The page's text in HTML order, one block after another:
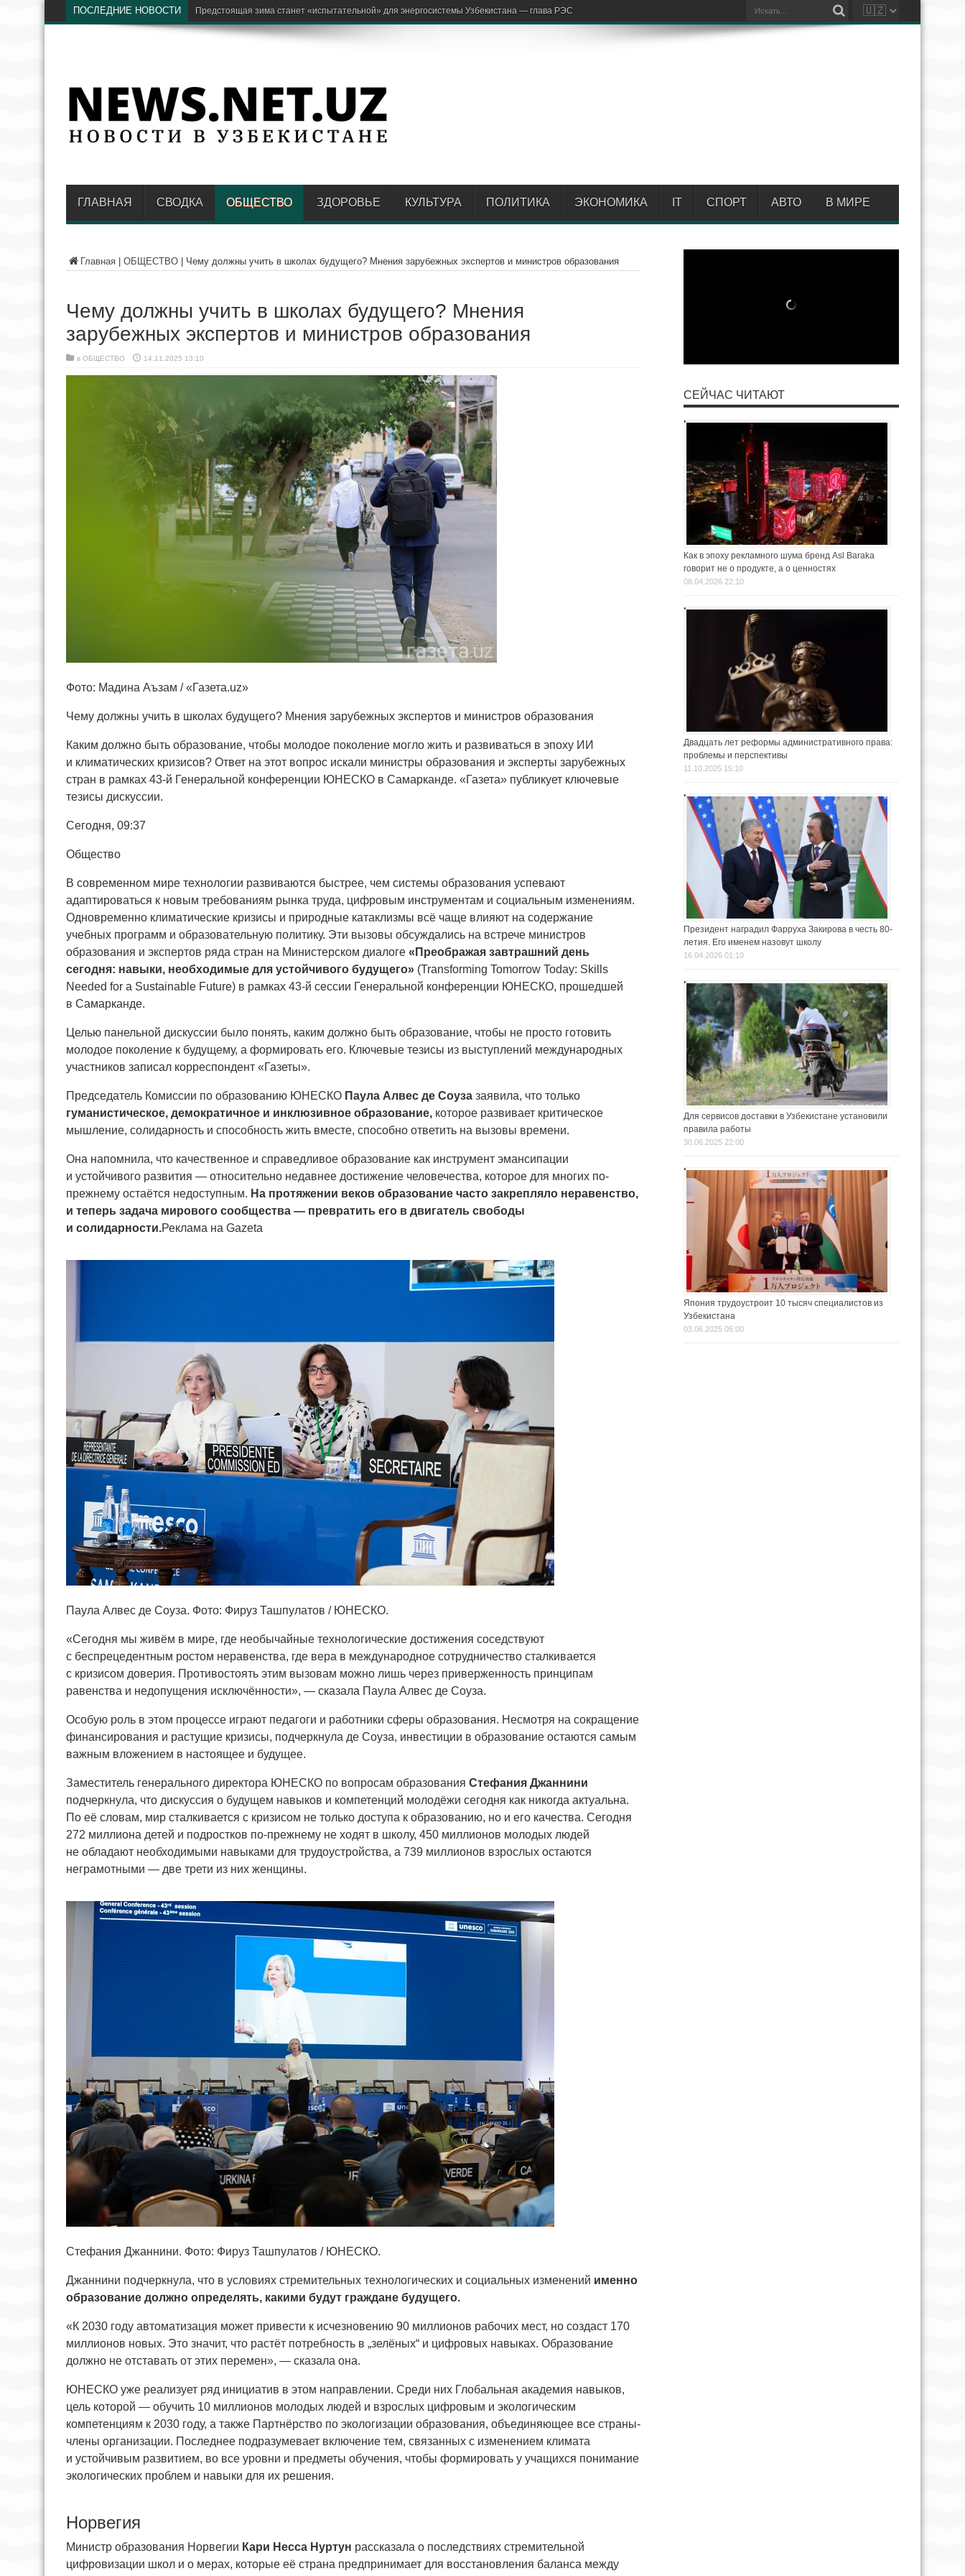
ПОСЛЕДНИЕ НОВОСТИ Бывший хоким Намангана Анваржон От
ГЛАВНАЯ СВОДКА ОБЩЕСТВО ЗДОРОВЬЕ КУЛЬТУРА ПОЛИТИКА ЭКОНОМИКА IT СПОРТ АВТО В МИРЕ
Главная ОБЩЕСТВО Чему должны учить в школах будущего? Мнения зарубежных экспертов и министров образования
Чему должны учить в школах будущего? Мнения
зарубежных экспертов и министров образования
в ОБЩЕСТВО 14.11.2025 13:10
Фото: Мадина Аъзам / «Газета.uz»
Чему должны учить в школах будущего? Мнения зарубежных экспертов и министров образования
Каким должно быть образование, чтобы молодое поколение могло жить и развиваться в эпоху ИИ
и климатических кризисов? Ответ на этот вопрос искали министры образования и эксперты зарубежных
стран в рамках 43-й Генеральной конференции ЮНЕСКО в Самарканде. «Газета» публикует ключевые
тезисы дискуссии.
Сегодня, 09:37
Общество
В современном мире технологии развиваются быстрее, чем системы образования успевают
адаптироваться к новым требованиям рынка труда, цифровым инструментам и социальным изменениям.
Одновременно климатические кризисы и природные катаклизмы всё чаще влияют на содержание
учебных программ и образовательную политику. Эти вызовы обсуждались на встрече министров
образования и экспертов ряда стран на Министерском диалоге «Преображая завтрашний день
сегодня: навыки, необходимые для устойчивого будущего» (Transforming Tomorrow Today: Skills
Needed for a Sustainable Future) в рамках 43-й сессии Генеральной конференции ЮНЕСКО, прошедшей
в Самарканде.
Целью панельной дискуссии было понять, каким должно быть образование, чтобы не просто готовить
молодое поколение к будущему, а формировать его. Ключевые тезисы из выступлений международных
участников записал корреспондент «Газеты».
Председатель Комиссии по образованию ЮНЕСКО Паула Алвес де Соуза заявила, что только
гуманистическое, демократичное и инклюзивное образование, которое развивает критическое
мышление, солидарность и способность жить вместе, способно ответить на вызовы времени.
Она напомнила, что качественное и справедливое образование как инструмент эмансипации
и устойчивого развития — относительно недавнее достижение человечества, которое для многих по-
прежнему остаётся недоступным. На протяжении веков образование часто закрепляло неравенство,
и теперь задача мирового сообщества — превратить его в двигатель свободы
и солидарности.Реклама на Gazeta
Паула Алвес де Соуза. Фото: Фируз Ташпулатов / ЮНЕСКО.
«Сегодня мы живём в мире, где необычайные технологические достижения соседствуют
с беспрецедентным ростом неравенства, где вера в международное сотрудничество сталкивается
с кризисом доверия. Противостоять этим вызовам можно лишь через приверженность принципам
равенства и недопущения исключённости», — сказала Паула Алвес де Соуза.
Особую роль в этом процессе играют педагоги и работники сферы образования. Несмотря на сокращение
финансирования и растущие кризисы, подчеркнула де Соуза, инвестиции в образование остаются самым
важным вложением в настоящее и будущее.
Заместитель генерального директора ЮНЕСКО по вопросам образования Стефания Джаннини
подчеркнула, что дискуссия о будущем навыков и компетенций молодёжи сегодня как никогда актуальна.
По её словам, мир сталкивается с кризисом не только доступа к образованию, но и его качества. Сегодня
272 миллиона детей и подростков по-прежнему не ходят в школу, 450 миллионов молодых людей
не обладают необходимыми навыками для трудоустройства, а 739 миллионов взрослых остаются
неграмотными — две трети из них женщины.
Стефания Джаннини. Фото: Фируз Ташпулатов / ЮНЕСКО.
Джаннини подчеркнула, что в условиях стремительных технологических и социальных изменений именно
образование должно определять, какими будут граждане будущего.
«К 2030 году автоматизация может привести к исчезновению 90 миллионов рабочих мест, но создаст 170
миллионов новых. Это значит, что растёт потребность в „зелёных“ и цифровых навыках. Образование
должно не отставать от этих перемен», — сказала она.
ЮНЕСКО уже реализует ряд инициатив в этом направлении. Среди них Глобальная академия навыков,
цель которой — обучить 10 миллионов молодых людей и взрослых цифровым и экологическим
компетенциям к 2030 году, а также Партнёрство по экологизации образования, объединяющее все страны-
члены организации. Последнее подразумевает включение тем, связанных с изменением климата
и устойчивым развитием, во все уровни и предметы обучения, чтобы формировать у учащихся понимание
экологических проблем и навыки для их решения.
Норвегия
Министр образования Норвегии Кари Несса Нуртун рассказала о последствиях стремительной
цифровизации школ и о мерах, которые её страна предпринимает для восстановления баланса между
СЕЙЧАС ЧИТАЮТ
Как в эпоху рекламного шума бренд Asl Baraka
говорит не о продукте, а о ценностях
08.04.2026 22:10
Двадцать лет реформы административного права:
проблемы и перспективы
11.10.2025 15:10
Президент наградил Фарруха Закирова в честь 80-
летия. Его именем назовут школу
16.04.2026 01:10
Для сервисов доставки в Узбекистане установили
правила работы
30.06.2025 22:00
Япония трудоустроит 10 тысяч специалистов из
Узбекистана
03.06.2025 05:00